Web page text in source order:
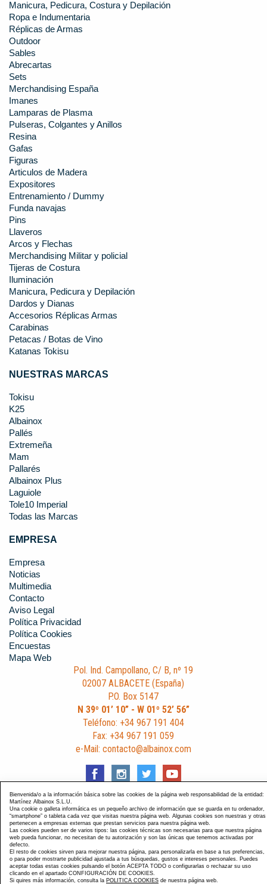
Manicura, Pedicura, Costura y Depilación
Ropa e Indumentaria
Réplicas de Armas
Outdoor
Sables
Abrecartas
Sets
Merchandising España
Imanes
Lamparas de Plasma
Pulseras, Colgantes y Anillos
Resina
Gafas
Figuras
Articulos de Madera
Expositores
Entrenamiento / Dummy
Funda navajas
Pins
Llaveros
Arcos y Flechas
Merchandising Militar y policial
Tijeras de Costura
Iluminación
Manicura, Pedicura y Depilación
Dardos y Dianas
Accesorios Réplicas Armas
Carabinas
Petacas / Botas de Vino
Katanas Tokisu
NUESTRAS MARCAS
Tokisu
K25
Albainox
Pallés
Extremeña
Mam
Pallarés
Albainox Plus
Laguiole
Tole10 Imperial
Todas las Marcas
EMPRESA
Empresa
Noticias
Multimedia
Contacto
Aviso Legal
Política Privacidad
Política Cookies
Encuestas
Mapa Web
Pol. Ind. Campollano, C/ B, nº 19
02007 ALBACETE (España)
P.O. Box 5147
N 39º 01’ 10” - W 01º 52’ 56”
Teléfono: +34 967 191 404
Fax: +34 967 191 059
e-Mail: contacto@albainox.com
Diseño y Desarrollo web Im3diA comunicación. Esta página
está optimizada para navegadores Chrome, Internet Explorer
9 y Firefox 4.0.
Bienvenida/o a la información básica sobre las cookies de la página web responsabilidad de la entidad:
Martínez Albainox S.L.U.
Una cookie o galleta informática es un pequeño archivo de información que se guarda en tu ordenador,
“smartphone” o tableta cada vez que visitas nuestra página web. Algunas cookies son nuestras y otras
pertenecen a empresas externas que prestan servicios para nuestra página web.
Las cookies pueden ser de varios tipos: las cookies técnicas son necesarias para que nuestra página
web pueda funcionar, no necesitan de tu autorización y son las únicas que tenemos activadas por
defecto.
El resto de cookies sirven para mejorar nuestra página, para personalizarla en base a tus preferencias,
o para poder mostrarte publicidad ajustada a tus búsquedas, gustos e intereses personales. Puedes
aceptar todas estas cookies pulsando el botón ACEPTA TODO o configurarlas o rechazar su uso
clicando en el apartado CONFIGURACIÓN DE COOKIES.
Si quires más información, consulta la POLITICA COOKIES de nuestra página web.